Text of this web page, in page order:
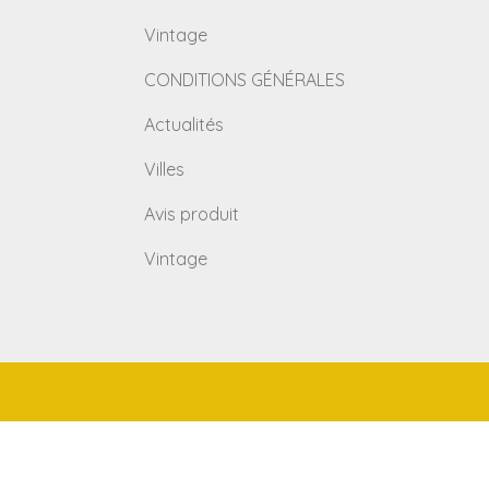
Vintage
CONDITIONS GÉNÉRALES
Actualités
Villes
Avis produit
Vintage